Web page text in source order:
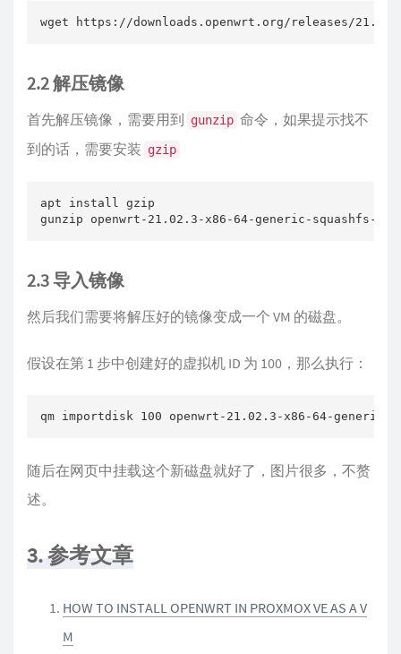
wget https://downloads.openwrt.org/releases/
2.2 解压镜像
首先解压镜像，需要用到 gunzip 命令，如果提示找不
到的话，需要安装 gzip
apt install gzip
gunzip openwrt-21.02.3-x86-64-generic-squashfs-
2.3 导入镜像
然后我们需要将解压好的镜像变成一个 VM 的磁盘。
假设在第 1 步中创建好的虚拟机 ID 为 100，那么执行：
qm importdisk 100 openwrt-21.02.3-x86-64-
随后在网页中挂载这个新磁盘就好了，图片很多，不赘
述。
3. 参考文章
HOW TO INSTALL OPENWRT IN PROXMOX VE AS A V
M